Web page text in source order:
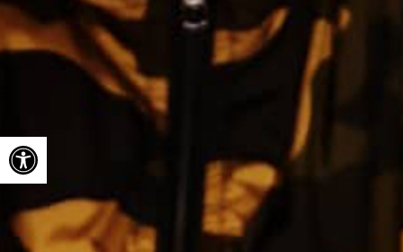
Ouvrir la barre d’outils